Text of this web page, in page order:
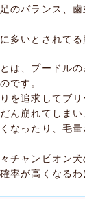
のバランス、
多いとされて
は、プードル
です。
を追求してブ
ん崩れてしまい
なったり、毛
チャンピオン
率が高くなるわ